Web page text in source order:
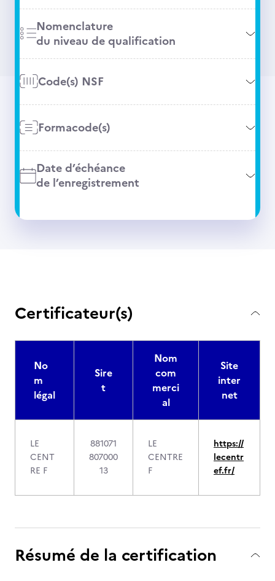
Nomenclature
du niveau de qualification
Code(s) NSF
Formacode(s)
Date d’échéance
de l’enregistrement
Certificateur(s)
No
m
légal
Sire
t
Nom
com
merci
al
Site
inter
net
LE
CENT
RE F
881071
807000
13
LE
CENTRE
F
https://
lecentr
ef.fr/
Résumé de la certification